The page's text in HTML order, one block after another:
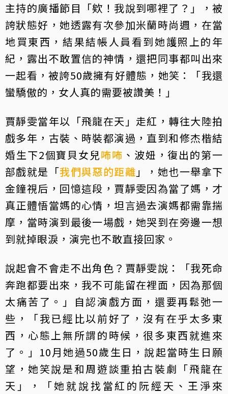
主持的廣播節目「欸！我說到哪裡了？」，被
誇狀態好，她透露有次參加米蘭時尚週，在當
地買東西，結果結帳人員看到她護照上的年
紀，露出不敢置信的神情，還把同事都叫出來
一起看，被誇50歲擁有好體態，她笑：「我還
蠻驕傲的，女人真的需要被讚美！」
賈靜雯當年以「飛龍在天」走紅，轉往大陸拍
戲多年，古裝、時裝都演過，直到和修杰楷結
婚生下2個寶貝女兒咘咘 、波妞，復出的第一
部戲就是「我們與惡的距離 」，她也一舉拿下
金鐘視后，回憶這段，賈靜雯因為當了媽，才
真正體悟當媽的心情，坦言過去演媽都需靠揣
摩，當時演到最後一場戲，她哭到在旁邊一想
到就掉眼淚，演完也不敢直接回家。
說起會不會走不出角色？賈靜雯說：「我死命
奔跑都要出來，我不可能留在裡面，因為那個
太痛苦了。」自認演戲方面，還要再鬆弛一
些，「我已經比以前好了，沒有在乎太多東
西，心態上無所謂的時候，很多東西就進來
了。」10月她過50歲生日，說起當時生日願
望，她笑說是和周遊談重拍古裝劇「飛龍在
天」，「她就說找當紅的阮經天、王淨來